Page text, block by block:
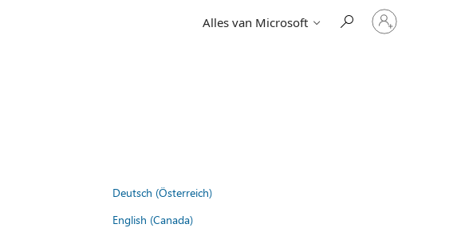
Alles van Microsoft
Meld
je
aan
Deutsch (Österreich)
English (Canada)